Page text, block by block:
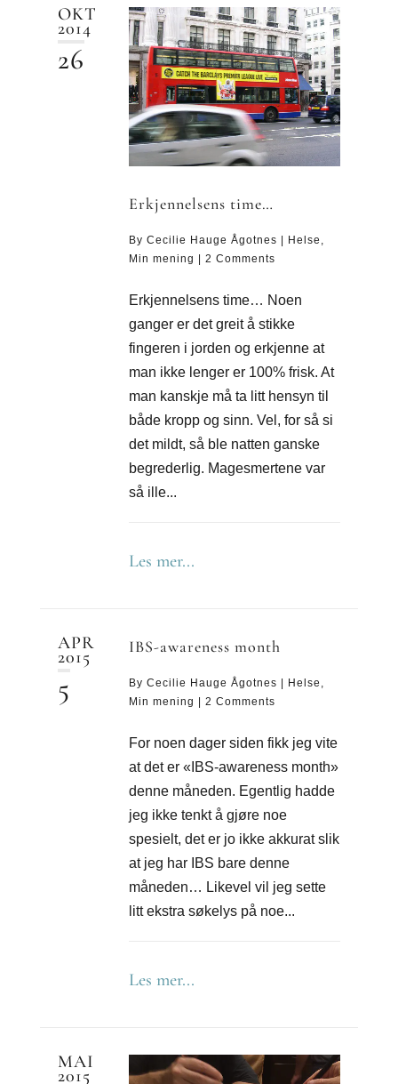
OKT
2014
26
Erkjennelsens time…
By Cecilie Hauge Ågotnes | Helse ,
Min mening | 2 Comments
Erkjennelsens time… Noen
ganger er det greit å stikke
fingeren i jorden og erkjenne at
man ikke lenger er 100% frisk. At
man kanskje må ta litt hensyn til
både kropp og sinn. Vel, for så si
det mildt, så ble natten ganske
begrederlig. Magesmertene var
så ille...
Les mer...
APR
2015
5
IBS-awareness month
By Cecilie Hauge Ågotnes | Helse ,
Min mening | 2 Comments
For noen dager siden fikk jeg vite
at det er «IBS-awareness month»
denne måneden. Egentlig hadde
jeg ikke tenkt å gjøre noe
spesielt, det er jo ikke akkurat slik
at jeg har IBS bare denne
måneden… Likevel vil jeg sette
litt ekstra søkelys på noe...
Les mer...
MAI
2015